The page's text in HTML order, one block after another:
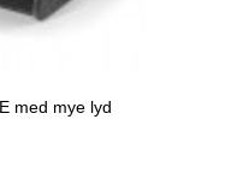
med mye lyd